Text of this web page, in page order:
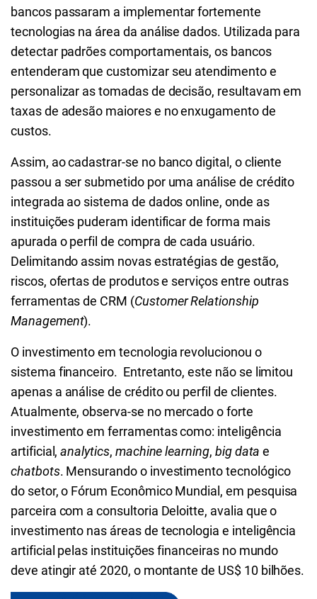
bancos passaram a implementar fortemente
tecnologias na área da análise dados. Utilizada para
detectar padrões comportamentais, os bancos
entenderam que customizar seu atendimento e
personalizar as tomadas de decisão, resultavam em
taxas de adesão maiores e no enxugamento de
custos.
Assim, ao cadastrar-se no banco digital, o cliente
passou a ser submetido por uma análise de crédito
integrada ao sistema de dados online, onde as
instituições puderam identificar de forma mais
apurada o perfil de compra de cada usuário.
Delimitando assim novas estratégias de gestão,
riscos, ofertas de produtos e serviços entre outras
ferramentas de CRM (Customer Relationship
Management).
O investimento em tecnologia revolucionou o
sistema financeiro. Entretanto, este não se limitou
apenas a análise de crédito ou perfil de clientes.
Atualmente, observa-se no mercado o forte
investimento em ferramentas como: inteligência
artificial,analytics, machine learning, big data e
chatbots. Mensurando o investimento tecnológico
do setor, o Fórum Econômico Mundial, em pesquisa
parceira com a consultoria Deloitte, avalia que o
investimento nas áreas de tecnologia e inteligência
artificial pelas instituições financeiras no mundo
deve atingir até 2020, o montante de US$ 10 bilhões.